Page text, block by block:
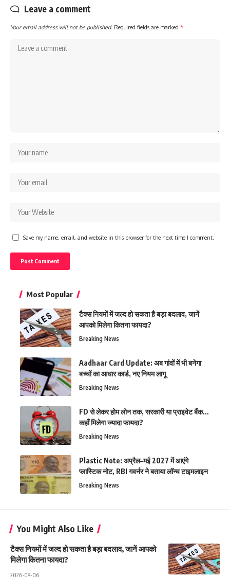
Leave a comment
Your email address will not be published. Required fields are marked *
Save my name, email, and website in this browser for the next time I comment.
Most Popular
टैक्स नियमों में जल्द हो सकता है बड़ा बदलाव, जानें
आपको मिलेगा कितना फायदा?
Breaking News
Aadhaar Card Update: अब गांवों में भी बनेगा
बच्चों का आधार कार्ड, नए नियम लागू
Breaking News
FD से लेकर होम लोन तक, सरकारी या प्राइवेट बैंक…
कहाँ मिलेगा ज्यादा फायदा?
Breaking News
Plastic Note: अप्रैल–मई 2027 में आएंगे
प्लास्टिक नोट, RBI गवर्नर ने बताया लॉन्च टाइमलाइन
Breaking News
You Might Also Like
टैक्स नियमों में जल्द हो सकता है बड़ा बदलाव, जानें आपको
मिलेगा कितना फायदा?
2026-08-06